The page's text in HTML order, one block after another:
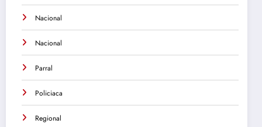
Nacional
Nacional
Parral
Policiaca
Regional